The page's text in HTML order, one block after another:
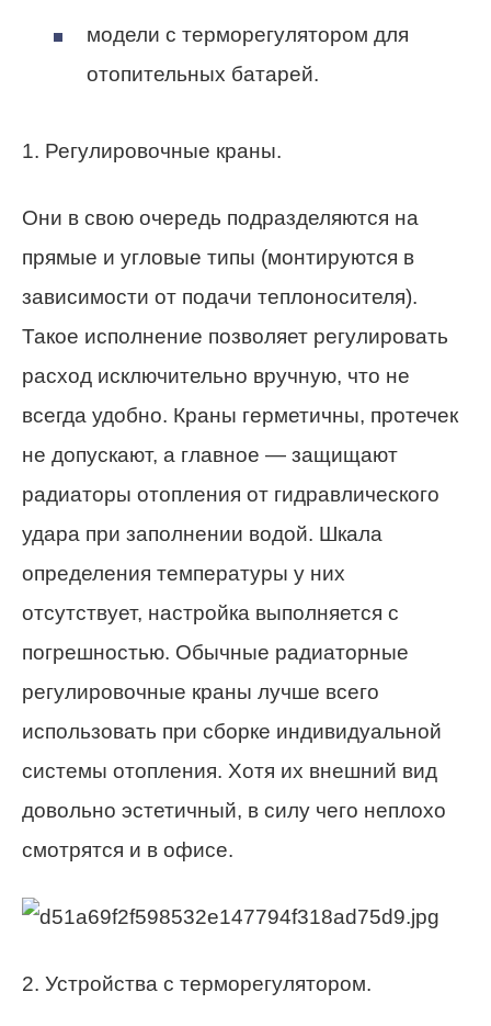
модели с терморегулятором для
отопительных батарей.
1. Регулировочные краны.
Они в свою очередь подразделяются на
прямые и угловые типы (монтируются в
зависимости от подачи теплоносителя).
Такое исполнение позволяет регулировать
расход исключительно вручную, что не
всегда удобно. Краны герметичны, протечек
не допускают, а главное — защищают
радиаторы отопления от гидравлического
удара при заполнении водой. Шкала
определения температуры у них
отсутствует, настройка выполняется с
погрешностью. Обычные радиаторные
регулировочные краны лучше всего
использовать при сборке индивидуальной
системы отопления. Хотя их внешний вид
довольно эстетичный, в силу чего неплохо
смотрятся и в офисе.
2. Устройства с терморегулятором.